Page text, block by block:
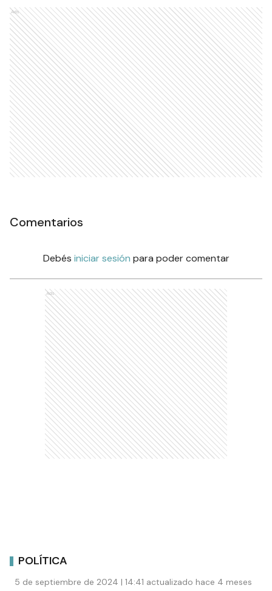
Ads
Comentarios
Debés iniciar sesión para poder comentar
Ads
POLÍTICA
5 de septiembre de 2024 | 14:41 actualizado hace 4 meses